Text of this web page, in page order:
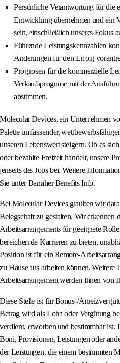
Persönliche Verantwortung für die
Entwicklung übernehmen und ein
sein, einschließlich unseres Fokus
Führende Leistungskennzahlen
Änderungen für den Erfolg
Prognosen für die kommerzielle
Verkaufsprognose mit der
abstimmen.
Molecular Devices, ein Unternehmen
Palette umfassender,
unseren Lebenswert steigern. Ob es
oder bezahlte Freizeit handelt, unsere
jenseits des Jobs bei. Weitere
Sie unter Danaher Benefits Info.
Bei Molecular Devices glauben wir
Belegschaft zu gestalten. Wir erkennen
Arbeitsarrangements für geeignete
bereichernde Karrieren zu bieten,
Position ist für ein Remote-
zu Hause aus arbeiten können. Weitere
Arbeitsarrangement werden Ihnen von
Diese Stelle ist für Bonus-/
Betrag wird als Lohn oder Vergütung
verdient, erworben und bestimmbar ist.
Boni, Provisionen, Leistungen oder
der Leistungen, die einem bestimmten